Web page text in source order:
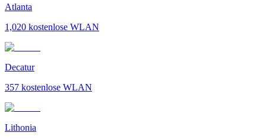
Atlanta
1,020 kostenlose WLAN
Decatur
357 kostenlose WLAN
Lithonia